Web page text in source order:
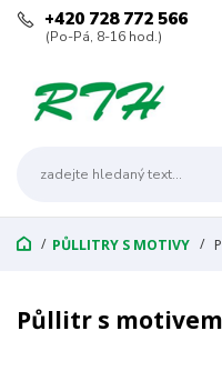
+420 728 772 566
(Po-Pá, 8-16 hod.)
PŮLLITRY S MOTIVY
Půllitr s motivem